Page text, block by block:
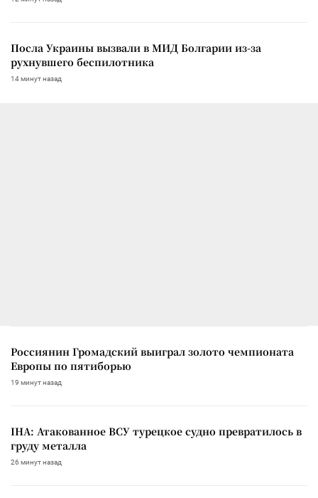
Посла Украины вызвали в МИД Болгарии из-за
рухнувшего беспилотника
14 минут назад
Россиянин Громадский выиграл золото чемпионата
Европы по пятиборью
19 минут назад
IHA: Атакованное ВСУ турецкое судно превратилось в
груду металла
26 минут назад